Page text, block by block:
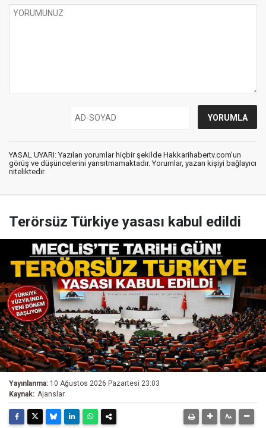
YASAL UYARI: Yazılan yorumlar hiçbir şekilde Hakkarihabertv.com’un
görüş ve düşüncelerini yansıtmamaktadır. Yorumlar, yazan kişiyi bağlayıcı
niteliktedir.
Terörsüz Türkiye yasası kabul edildi
Yayınlanma: 10 Ağustos 2026 Pazartesi 23:03
Kaynak: Ajanslar